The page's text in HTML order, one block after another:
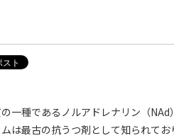
一種であるノルアドレナリン（
は最古の抗うつ剤として知られて